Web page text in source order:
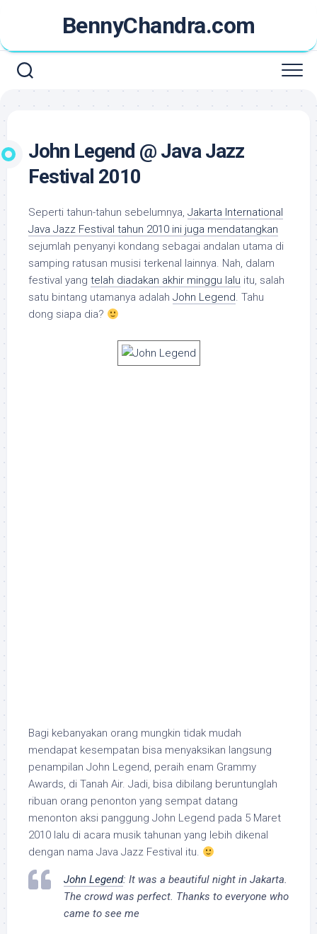
content
BennyChandra.com
John Legend @ Java Jazz
Festival 2010
Seperti tahun-tahun sebelumnya, Jakarta International
Java Jazz Festival tahun 2010 ini juga mendatangkan
sejumlah penyanyi kondang sebagai andalan utama di
samping ratusan musisi terkenal lainnya. Nah, dalam
festival yang telah diadakan akhir minggu lalu itu, salah
satu bintang utamanya adalah John Legend. Tahu
dong siapa dia?
Bagi kebanyakan orang mungkin tidak mudah
mendapat kesempatan bisa menyaksikan langsung
penampilan John Legend, peraih enam Grammy
Awards, di Tanah Air. Jadi, bisa dibilang beruntunglah
ribuan orang penonton yang sempat datang
menonton aksi panggung John Legend pada 5 Maret
2010 lalu di acara musik tahunan yang lebih dikenal
dengan nama Java Jazz Festival itu.
John Legend: It was a beautiful night in Jakarta.
The crowd was perfect. Thanks to everyone who
came to see me